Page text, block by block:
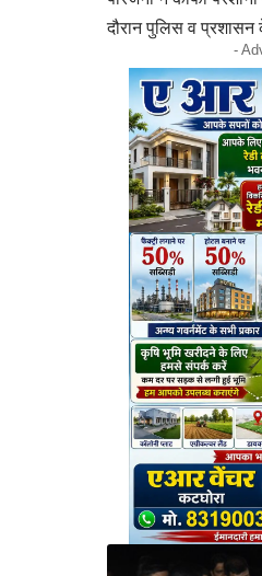
दौरान पुलिस व प्रशासन
-